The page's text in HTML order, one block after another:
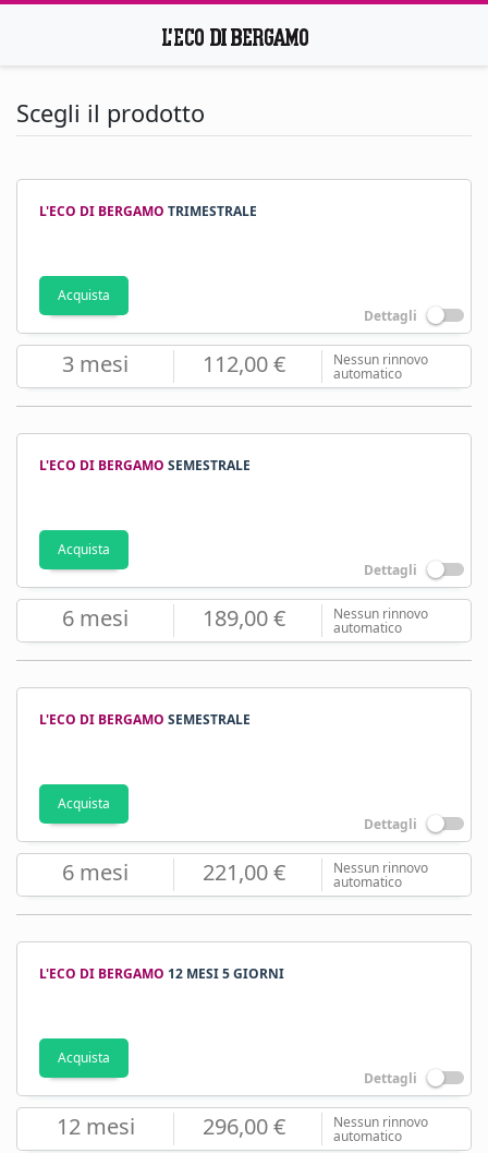
Scegli il prodotto
L'ECO DI BERGAMO TRIMESTRALE
Acquista
Dettagli
3 mesi 112,00 € Nessun rinnovo
automatico
L'ECO DI BERGAMO SEMESTRALE
Acquista
Dettagli
6 mesi 189,00 € Nessun rinnovo
automatico
L'ECO DI BERGAMO SEMESTRALE
Acquista
Dettagli
6 mesi 221,00 € Nessun rinnovo
automatico
L'ECO DI BERGAMO 12 MESI 5 GIORNI
Acquista
Dettagli
12 mesi 296,00 € Nessun rinnovo
automatico